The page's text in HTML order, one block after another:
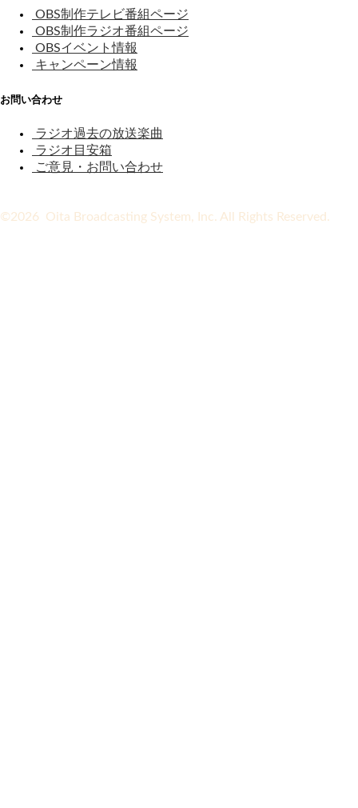
OBS制作テレビ番組ページ
OBS制作ラジオ番組ページ
OBSイベント情報
キャンペーン情報
お問い合わせ
ラジオ過去の放送楽曲
ラジオ目安箱
ご意見・お問い合わせ
©2026 Oita Broadcasting System, Inc. All Rights Reserved.